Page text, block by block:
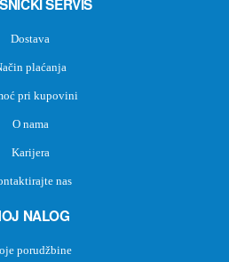
SERVIS
Dostava
plaćanja
pri kupovini
O nama
Karijera
nas
NALOG
porudžbine